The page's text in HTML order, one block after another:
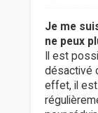
Je me
ne peux
Il est
désactivé
effet, il